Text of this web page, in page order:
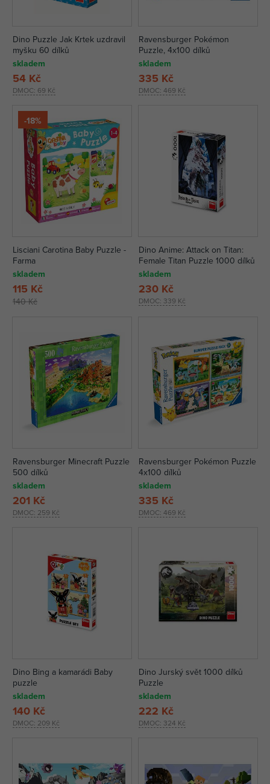
Dino Puzzle Jak Krtek uzdravil
myšku 60 dílků
skladem
DMOC: 69 Kč
54 Kč
Ravensburger Pokémon
Puzzle, 4x100 dílků
skladem
DMOC: 469 Kč
335 Kč
-18%
Lisciani Carotina Baby Puzzle -
Farma
skladem
140 Kč
115 Kč
Dino Anime: Attack on Titan:
Female Titan Puzzle 1000 dílků
skladem
DMOC: 339 Kč
230 Kč
Ravensburger Minecraft Puzzle
500 dílků
skladem
DMOC: 259 Kč
201 Kč
Ravensburger Pokémon Puzzle
4x100 dílků
skladem
DMOC: 469 Kč
335 Kč
Dino Bing a kamarádi Baby
puzzle
skladem
DMOC: 209 Kč
140 Kč
Dino Jurský svět 1000 dílků
Puzzle
skladem
DMOC: 324 Kč
222 Kč